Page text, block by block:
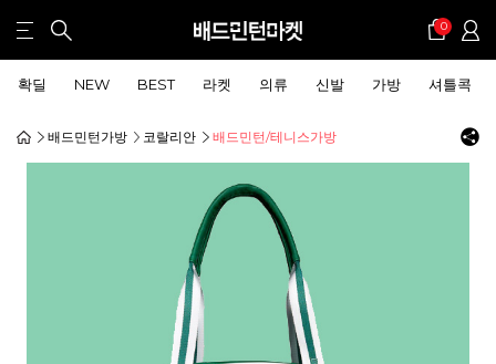
0
확딜 NEW BEST 라켓 의류 신발 가방 셔틀콕
배드민턴가방 코랄리안 배드민턴/테니스가방